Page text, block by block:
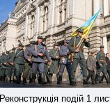
Реконструкція подій 1